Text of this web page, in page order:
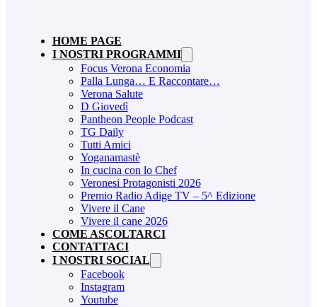
HOME PAGE
I NOSTRI PROGRAMMI
Focus Verona Economia
Palla Lunga… E Raccontare…
Verona Salute
D Giovedì
Pantheon People Podcast
TG Daily
Tutti Amici
Yoganamastè
In cucina con lo Chef
Veronesi Protagonisti 2026
Premio Radio Adige TV – 5^ Edizione
Vivere il Cane
Vivere il cane 2026
COME ASCOLTARCI
CONTATTACI
I NOSTRI SOCIAL
Facebook
Instagram
Youtube